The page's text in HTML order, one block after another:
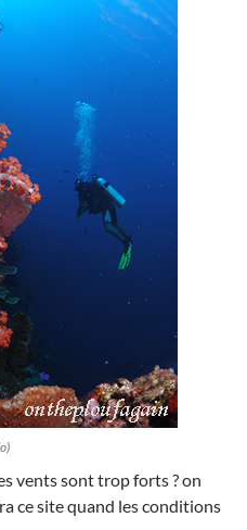
vents sont trop forts ? on
ce site quand les conditions